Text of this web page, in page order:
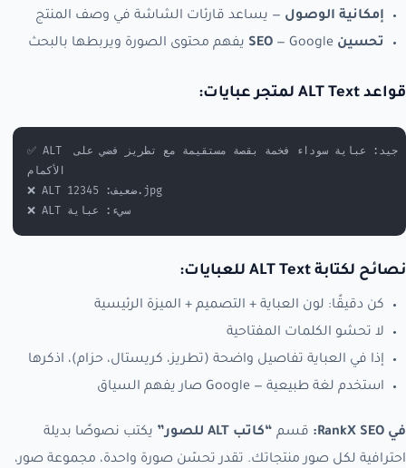
إمكانية الوصول — يساعد قارئات الشاشة في وصف المنتج
تحسين SEO — Google يفهم محتوى الصورة ويربطها بالبحث
قواعد ALT Text لمتجر عبايات:
✅ ALT جيد: عباية سوداء فخمة بقصة مستقيمة مع تطريز فضي على
الأكمام
❌ ALT ضعيف: 12345.jpg
❌ ALT سيء: عباية
نصائح لكتابة ALT Text للعبايات:
كن دقيقًا: لون العباية + التصميم + الميزة الرئيسية
لا تحشو الكلمات المفتاحية
إذا في العباية تفاصيل واضحة (تطريز، كريستال، حزام)، اذكرها
استخدم لغة طبيعية — Google صار يفهم السياق
في RankX SEO: قسم “كاتب ALT للصور”
يكتب نصوصًا بديلة
احترافية لكل صور منتجاتك. تقدر تحسّن صورة واحدة، مجموعة صور،